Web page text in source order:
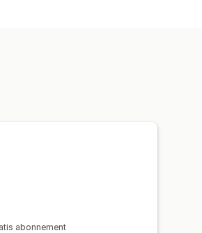
abonnement